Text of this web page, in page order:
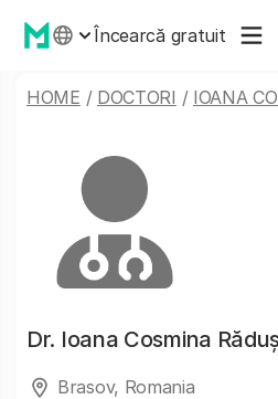
Încearcă gratuit
HOME / DOCTORI / IOANA
Dr. Ioana Cosmina
Brasov, Romania